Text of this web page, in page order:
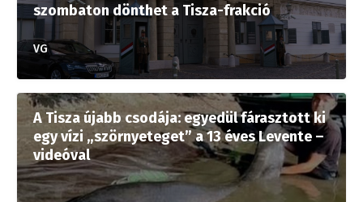
szombaton dönthet a Tisza-frakció
VG
A Tisza újabb csodája: egyedül fárasztott ki
egy vízi „szörnyeteget” a 13 éves Levente –
videóval